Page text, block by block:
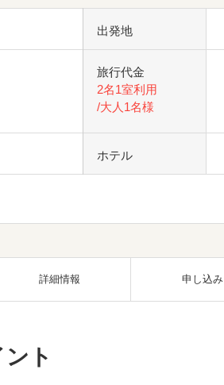
出発地
旅行代金
2名1室利用
/大人1名様
ホテル
詳細情報 申し込み
ト